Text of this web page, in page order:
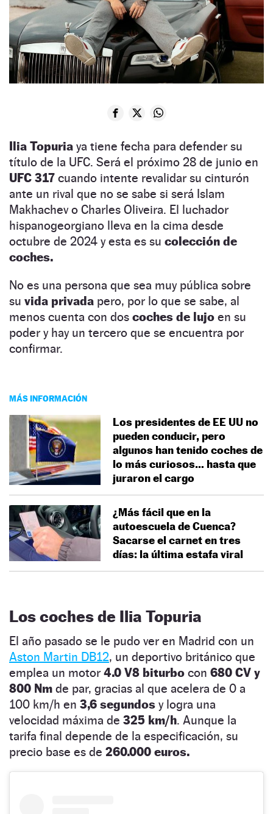
Ilia Topuria ya tiene fecha para defender su
título de la UFC. Será el próximo 28 de junio en
UFC 317 cuando intente revalidar su cinturón
ante un rival que no se sabe si será Islam
Makhachev o Charles Oliveira. El luchador
hispanogeorgiano lleva en la cima desde
octubre de 2024 y esta es su colección de
coches.
No es una persona que sea muy pública sobre
su vida privada pero, por lo que se sabe, al
menos cuenta con dos coches de lujo en su
poder y hay un tercero que se encuentra por
confirmar.
MÁS INFORMACIÓN
Los presidentes de EE UU no
pueden conducir, pero
algunos han tenido coches de
lo más curiosos… hasta que
juraron el cargo
¿Más fácil que en la
autoescuela de Cuenca?
Sacarse el carnet en tres
días: la última estafa viral
Los coches de Ilia Topuria
El año pasado se le pudo ver en Madrid con un
Aston Martin DB12, un deportivo británico que
emplea un motor 4.0 V8 biturbo con 680 CV y
800 Nm de par, gracias al que acelera de 0 a
100 km/h en 3,6 segundos y logra una
velocidad máxima de 325 km/h. Aunque la
tarifa final depende de la especificación, su
precio base es de 260.000 euros.